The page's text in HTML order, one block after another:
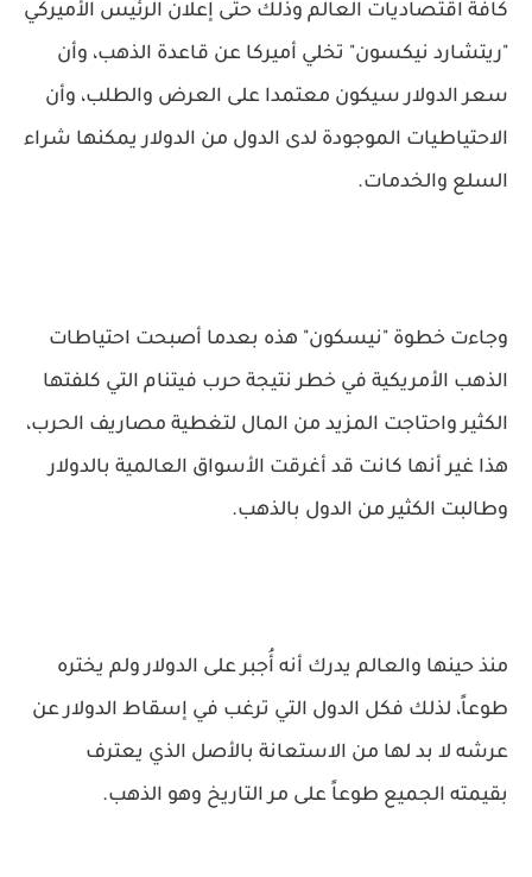
كافة اقتصاديات العالم وذلك حتى إعلان الرئيس الأميركي
"ريتشارد نيكسون" تخلي أميركا عن قاعدة الذهب، وأن
سعر الدولار سيكون معتمدا على العرض والطلب، وأن
الاحتياطيات الموجودة لدى الدول من الدولار يمكنها شراء
السلع والخدمات.
وجاءت خطوة "نيسكون" هذه بعدما أصبحت احتياطات
الذهب الأمريكية في خطر نتيجة حرب فيتنام التي كلفتها
الكثير واحتاجت المزيد من المال لتغطية مصاريف الحرب،
هذا غير أنها كانت قد أغرقت الأسواق العالمية بالدولار
وطالبت الكثير من الدول بالذهب.
منذ حينها والعالم يدرك أنه أُجبر على الدولار ولم يختره
طوعاً، لذلك فكل الدول التي ترغب في إسقاط الدولار عن
عرشه لا بد لها من الاستعانة بالأصل الذي يعترف
بقيمته الجميع طوعاً على مر التاريخ وهو الذهب.